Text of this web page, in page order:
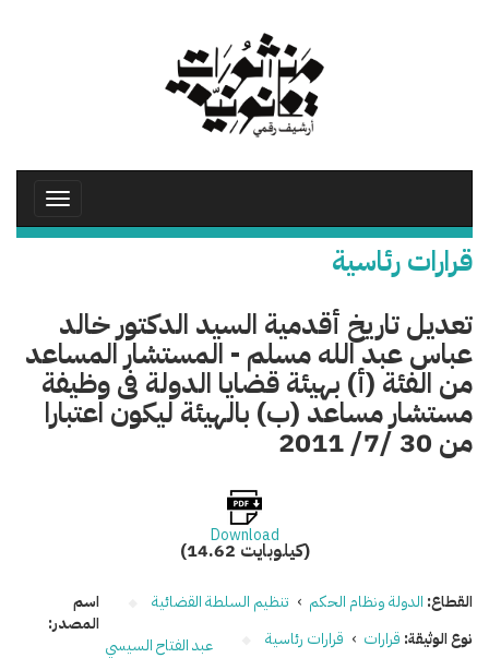
Toggle
قرارات رئاسية
تعديل تاريخ أقدمية السيد الدكتور خالد
عباس عبد الله مسلم - المستشار المساعد
من الفئة (أ) بهيئة قضايا الدولة فى وظيفة
مستشار مساعد (ب) بالهيئة ليكون اعتبارا
من 30 /7/ 2011
Download
(14.62 كيلوبايت)
القطاع: الدولة ونظام الحكم › تنظيم السلطة القضائية
نوع الوثيقة: قرارات › قرارات رئاسية
اسم
المصدر:
عبد الفتاح السيسي